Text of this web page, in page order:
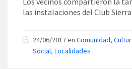
las instalaciones del Club Sierra
24/06/2017en Comunidad,
Social, Localidades